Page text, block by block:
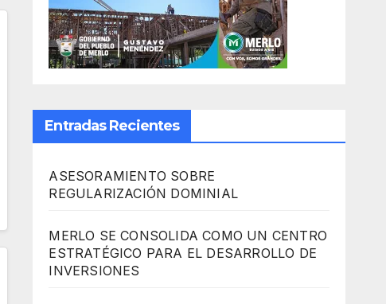
Entradas Recientes
ASESORAMIENTO SOBRE
REGULARIZACIÓN DOMINIAL
MERLO SE CONSOLIDA COMO UN CENTRO
ESTRATÉGICO PARA EL DESARROLLO DE
INVERSIONES